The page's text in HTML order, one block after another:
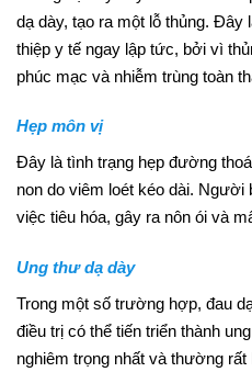
dạ dày, tạo ra một lỗ thủng. Đây
thiệp y tế ngay lập tức, bởi vì
phúc mạc và nhiễm trùng toàn
Hẹp môn vị
Đây là tình trạng hẹp đường
non do viêm loét kéo dài. Người
việc tiêu hóa, gây ra nôn ói và
Ung thư dạ dày
Trong một số trường hợp, đau
điều trị có thể tiến triển thành
nghiêm trọng nhất và thường